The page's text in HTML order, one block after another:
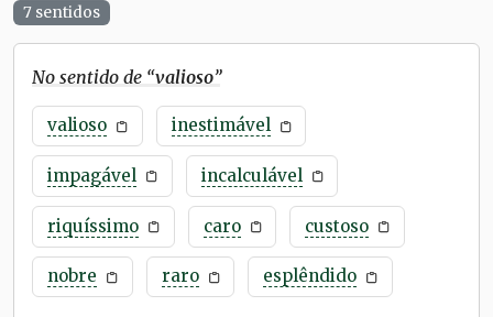
7 sentidos
No sentido de “valioso”
valioso inestimável
impagável incalculável
riquíssimo caro custoso
nobre raro esplêndido